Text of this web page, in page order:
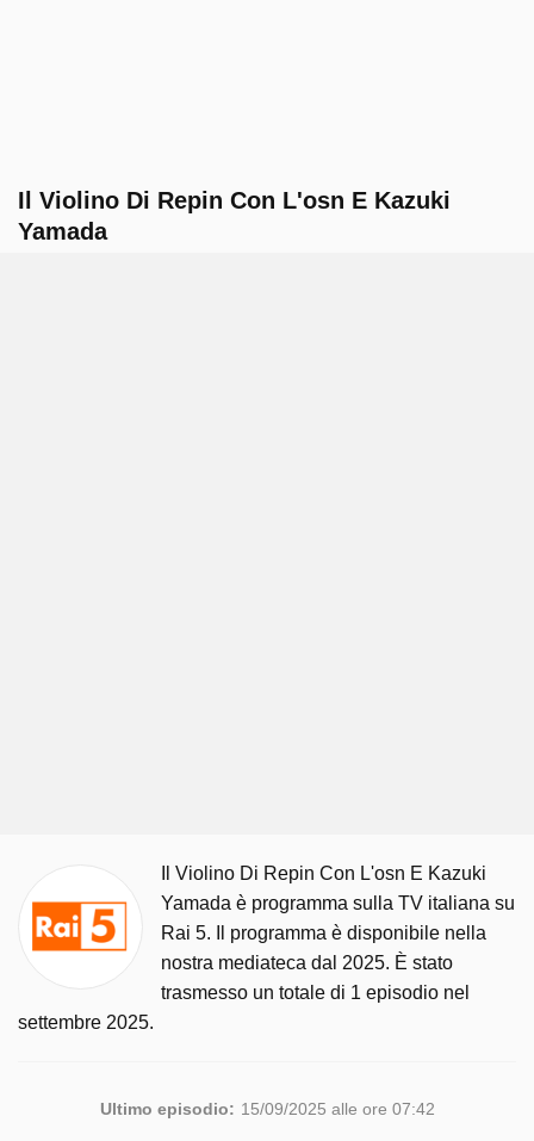
Il Violino Di Repin Con L'osn E Kazuki
Yamada
Il Violino Di Repin Con L'osn E Kazuki
Yamada è programma sulla TV italiana su
Rai 5. Il programma è disponibile nella
nostra mediateca dal 2025. È stato
trasmesso un totale di 1 episodio nel
settembre 2025.
Ultimo episodio: 15/09/2025 alle ore 07:42